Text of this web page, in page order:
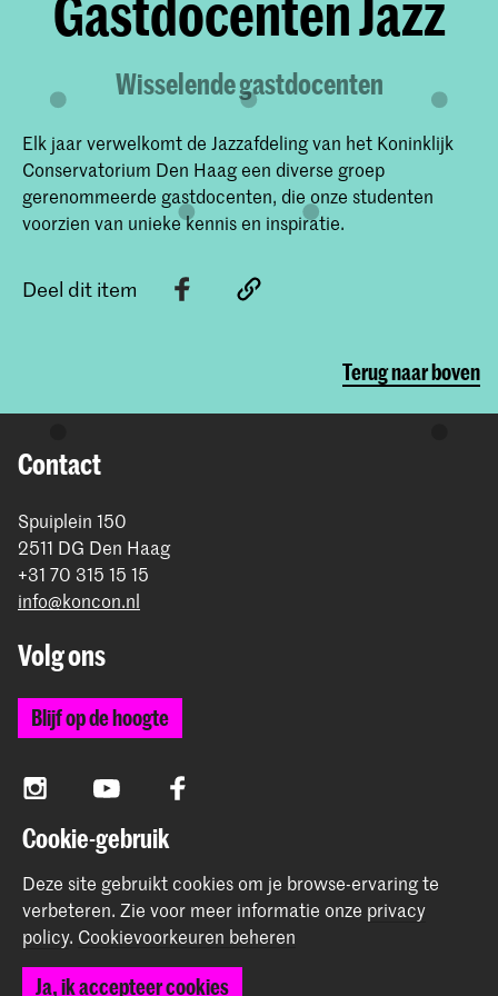
Gastdocenten Jazz
Wisselende gastdocenten
Elk jaar verwelkomt de Jazzafdeling van het Koninklijk
Conservatorium Den Haag een diverse groep
gerenommeerde gastdocenten, die onze studenten
voorzien van unieke kennis en inspiratie.
Deel dit item
Terug naar boven
Contact
Spuiplein 150
2511 DG Den Haag
+31 70 315 15 15
info@koncon.nl
Volg ons
Blijf op de hoogte
InstagramYouTube Facebook
Het Koninklijk Conservatorium en de Koninklijke
Academie van Beeldende Kunsten vormen samen
Hogeschool der Kunsten Den Haag.
Cookie-gebruik
Deze site gebruikt cookies om je browse-ervaring te
verbeteren. Zie voor meer informatie onze privacy
policy. Cookievoorkeuren beheren
Ja, ik accepteer cookies